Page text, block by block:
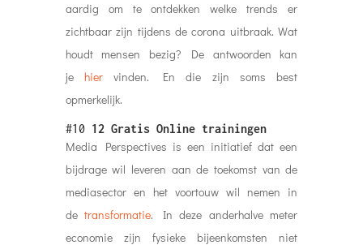
aardig om te ontdekken welke trends er
zichtbaar zijn tijdens de corona uitbraak. Wat
houdt mensen bezig? De antwoorden kan
jehier vinden. En die zijn soms best
opmerkelijk.
#10 12 Gratis Online trainingen
Media Perspectives is een initiatief dat een
bijdrage wil leveren aan de toekomst van de
mediasector en het voortouw wil nemen in
detransformatie. In deze anderhalve meter
economie zijn fysieke bijeenkomsten niet